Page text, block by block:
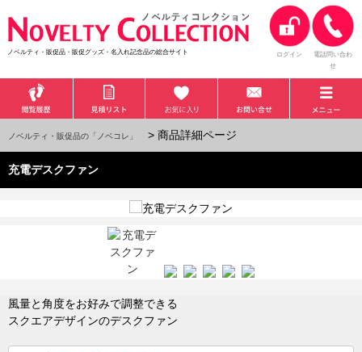
ノベルティ・販促品・販促グッズ・名入れ記念品の総合サイト ログイン
電話問い合わ
せ
ノベルティ・販促品の「ノベコレ」 > 商品詳細ページ
充電デスクファン
風量と角度をお好みで調整できる
スクエアデザインのデスクファン